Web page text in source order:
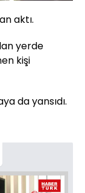
aktı.
yerde
kişi
da yansıdı.